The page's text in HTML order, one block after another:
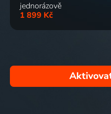
jednorázově
1 899 Kč